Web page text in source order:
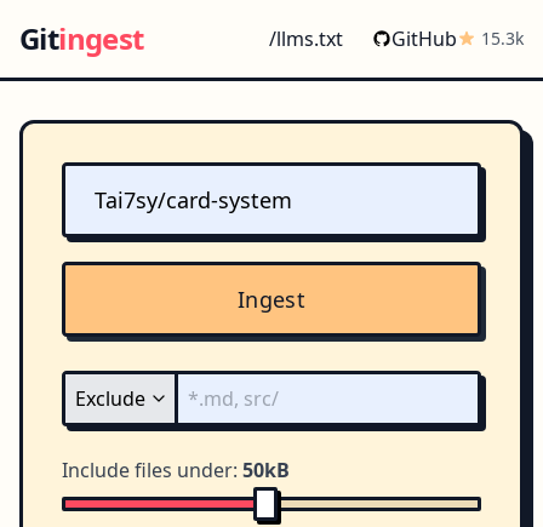
Gitingest /llms.txt GitHub 15.3k
Ingest
Include files under: 50kB